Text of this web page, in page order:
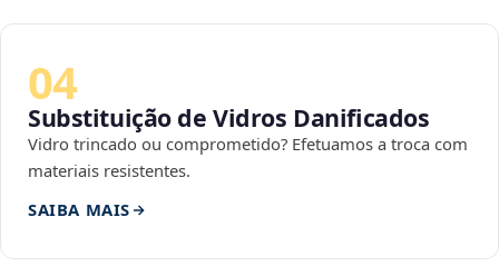
04
Substituição de Vidros Danificados
Vidro trincado ou comprometido? Efetuamos a troca com
materiais resistentes.
SAIBA MAIS